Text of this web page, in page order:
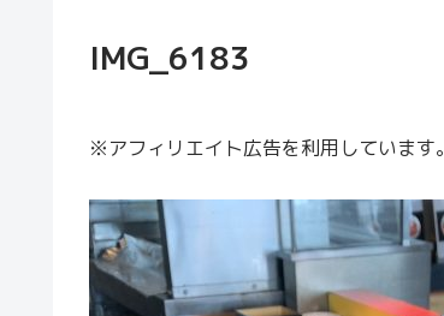
IMG_6183
※アフィリエイト広告を利用しています。